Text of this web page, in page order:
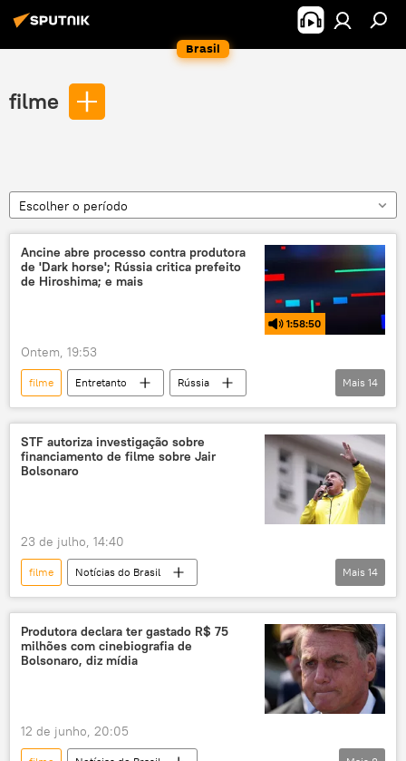
Brasil
filme
Escolher o período
Ancine abre processo contra produtora
de 'Dark horse'; Rússia critica prefeito
de Hiroshima; e mais
1:58:50
Ontem, 19:53
filme Entretanto
Rússia
Jair Bolsonaro
Maria Zakharova
Hiroshima
Brasil
Ministério das Relações Exteriores da Rússia
Estados Unidos
Segunda Guerra Mundial
Mais 14
STF autoriza investigação sobre
financiamento de filme sobre Jair
Bolsonaro
23 de julho, 14:40
filme
Notícias do Brasil
André Mendonça
Daniel Vorcaro
Estados Unidos
Supremo Tribunal Federal (STF)
Eduardo Bolsonaro
Mais 14
Produtora declara ter gastado R$ 75
milhões com cinebiografia de
Bolsonaro, diz mídia
12 de junho, 20:05